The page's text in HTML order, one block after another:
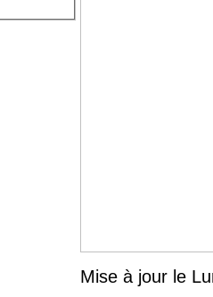
Mise à jour le